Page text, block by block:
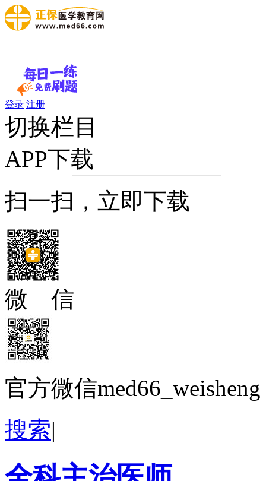
登录 注册
切换栏目
APP下载
扫一扫，立即下载
微 信
官方微信med66_weisheng
搜索|